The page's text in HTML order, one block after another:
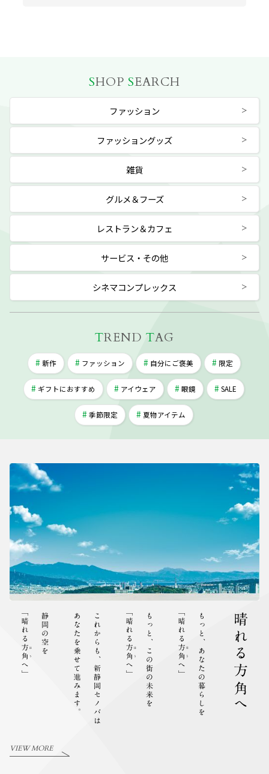
SHOP SEARCH
ファッション
ファッショングッズ
雑貨
グルメ＆フーズ
レストラン＆カフェ
サービス・その他
シネマコンプレックス
TREND TAG
新作 ファッション 自分にご褒美 限定
ギフトにおすすめ アイウェア 眼鏡 SALE
季節限定 夏物アイテム
VIEW MORE